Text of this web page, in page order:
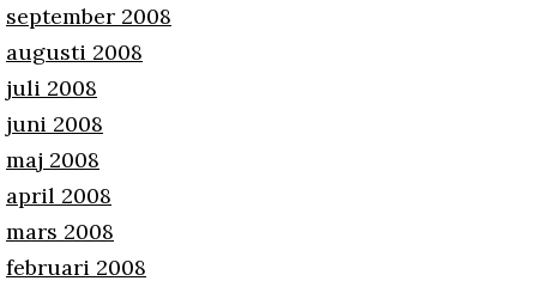
september 2008
augusti 2008
juli 2008
juni 2008
maj 2008
april 2008
mars 2008
februari 2008